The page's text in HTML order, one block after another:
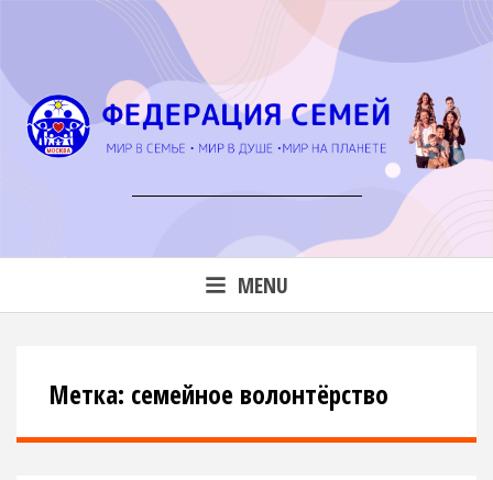
content
MENU
Метка: семейное волонтёрство